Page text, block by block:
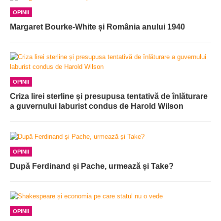
OPINII
Margaret Bourke-White și România anului 1940
OPINII
Criza lirei sterline și presupusa tentativă de înlăturare
a guvernului laburist condus de Harold Wilson
OPINII
După Ferdinand și Pache, urmează și Take?
OPINII